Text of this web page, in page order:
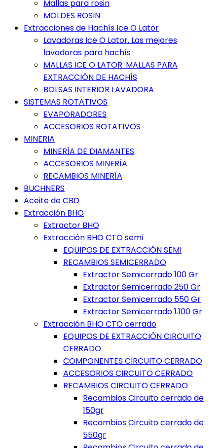
Mallas para rosin
MOLDES ROSIN
Extracciones de Hachís Ice O Lator
Lavadoras Ice O Lator. Las mejores
lavadoras para hachís
MALLAS ICE O LATOR. MALLAS PARA
EXTRACCIÓN DE HACHÍS
BOLSAS INTERIOR LAVADORA
SISTEMAS ROTATIVOS
EVAPORADORES
ACCESORIOS ROTATIVOS
MINERIA
MINERÍA DE DIAMANTES
ACCESORIOS MINERÍA
RECAMBIOS MINERÍA
BUCHNERS
Aceite de CBD
Extracción BHO
Extractor BHO
Extracción BHO CTO semi
EQUIPOS DE EXTRACCIÓN SEMI
RECAMBIOS SEMICERRADO
Extractor Semicerrado 100 Gr
Extractor Semicerrado 250 Gr
Extractor Semicerrado 550 Gr
Extractor Semicerrado 1.100 Gr
Extracción BHO CTO cerrado
EQUIPOS DE EXTRACCIÓN CIRCUITO
CERRADO
COMPONENTES CIRCUITO CERRADO
ACCESORIOS CIRCUITO CERRADO
RECAMBIOS CIRCUITO CERRADO
Recambios Circuito cerrado de
150gr
Recambios Circuito cerrado de
550gr